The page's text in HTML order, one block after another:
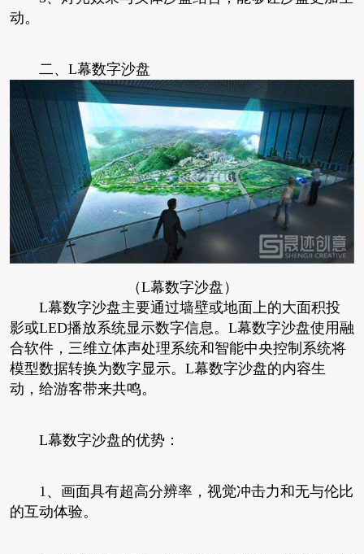
动。
二、L幕数字沙盘
（L幕数字沙盘）
L幕数字沙盘主要通过墙壁或地面上的大面积投
影或LED播放系统显示数字信息。L幕数字沙盘使用融
合软件，三维立体声处理系统和智能中央控制系统将
模型数据转换为数字显示。L幕数字沙盘的内容生
动，给游客带来共鸣。
L幕数字沙盘的优势：
1、画面具有超高分辨率，视觉冲击力和无与伦比
的互动体验。